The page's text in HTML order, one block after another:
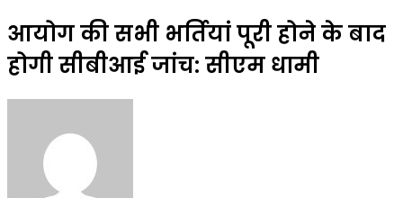
आयोग की सभी भर्तियां पूरी होने के बाद
होगी सीबीआई जांच: सीएम धामी